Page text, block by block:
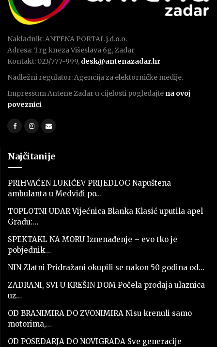
Nakladnik: ANTENA PORTAL j.d.o.o.
Adresa: Trg kneza Višeslava 6g, Zadar
Kontakt: 023/777-999, desk@antenazadar.hr
Nadležni regulator: Agencija za elektorničke medije.
Impressum Antene Zadar u cijelosti pogledajte na ovoj
poveznici.
Najčitanije
PRIHVAĆEN LUKIĆEV PRIJEDLOG Napuštena
ambulanta u Medviđi po…
TOPLOTNI UDAR Vijećnica Blanka Klasić uputila apel
Gradu:…
SPEKTAKL NA MORU Iznenađenje – evo tko je
pobjednik…
NIN Zlatni Pridražani okupili se nakon 50 godina od…
ZADRANI, SVI U KREŠIN DOM Počela prodaja ulaznica
uz…
OD BRANIMIRA DO ZVONIMIRA Nisu krenuli samo
motorima,…
OD POSEDARJA DO NOVIGRADA Sve generacije